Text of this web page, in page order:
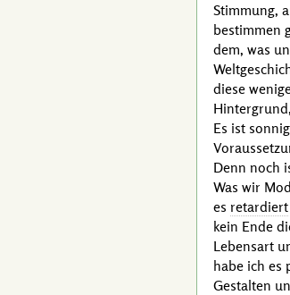
Stimmung,
bestimmen
dem, was
diese
Es ist
Denn noch
Was wir
es retardiert
kein Ende
Lebensart
habe ich es
Gestalten